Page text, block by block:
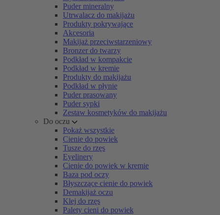
Puder mineralny
Utrwalacz do makijażu
Produkty pokrywające
Akcesoria
Makijaż przeciwstarzeniowy
Bronzer do twarzy
Podkład w kompakcie
Podkład w kremie
Produkty do makijażu
Podkład w płynie
Puder prasowany
Puder sypki
Zestaw kosmetyków do makijażu
Do oczu
Pokaż wszystkie
Cienie do powiek
Tusze do rzęs
Eyelinery
Cienie do powiek w kremie
Baza pod oczy
Błyszczące cienie do powiek
Demakijaż oczu
Klej do rzęs
Palety cieni do powiek